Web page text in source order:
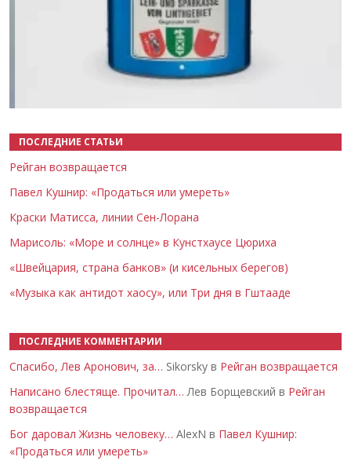
ПОСЛЕДНИЕ СТАТЬИ
Рейган возвращается
Павел Кушнир: «Продаться или умереть»
Краски Матисса, линии Сен-Лорана
Марисоль: «Море и солнце» в Кунстхаусе Цюриха
«Швейцария, страна банков» (и кисельных берегов)
«Музыка как антидот хаосу», или Три дня в Гштааде
ПОСЛЕДНИЕ КОММЕНТАРИИ
Спасибо, Лев Аронович, за… Sikorsky в Рейган возвращается
Написано блестяще. Прочитал… Лев Борщевский в Рейган
возвращается
Бог даровал Жизнь человеку… AlexN в Павел Кушнир:
«Продаться или умереть»